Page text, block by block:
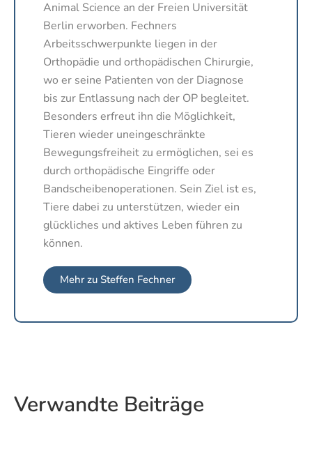
Animal Science an der Freien Universität
Berlin erworben. Fechners
Arbeitsschwerpunkte liegen in der
Orthopädie und orthopädischen Chirurgie,
wo er seine Patienten von der Diagnose
bis zur Entlassung nach der OP begleitet.
Besonders erfreut ihn die Möglichkeit,
Tieren wieder uneingeschränkte
Bewegungsfreiheit zu ermöglichen, sei es
durch orthopädische Eingriffe oder
Bandscheibenoperationen. Sein Ziel ist es,
Tiere dabei zu unterstützen, wieder ein
glückliches und aktives Leben führen zu
können.
Mehr zu Steffen Fechner
Verwandte Beiträge